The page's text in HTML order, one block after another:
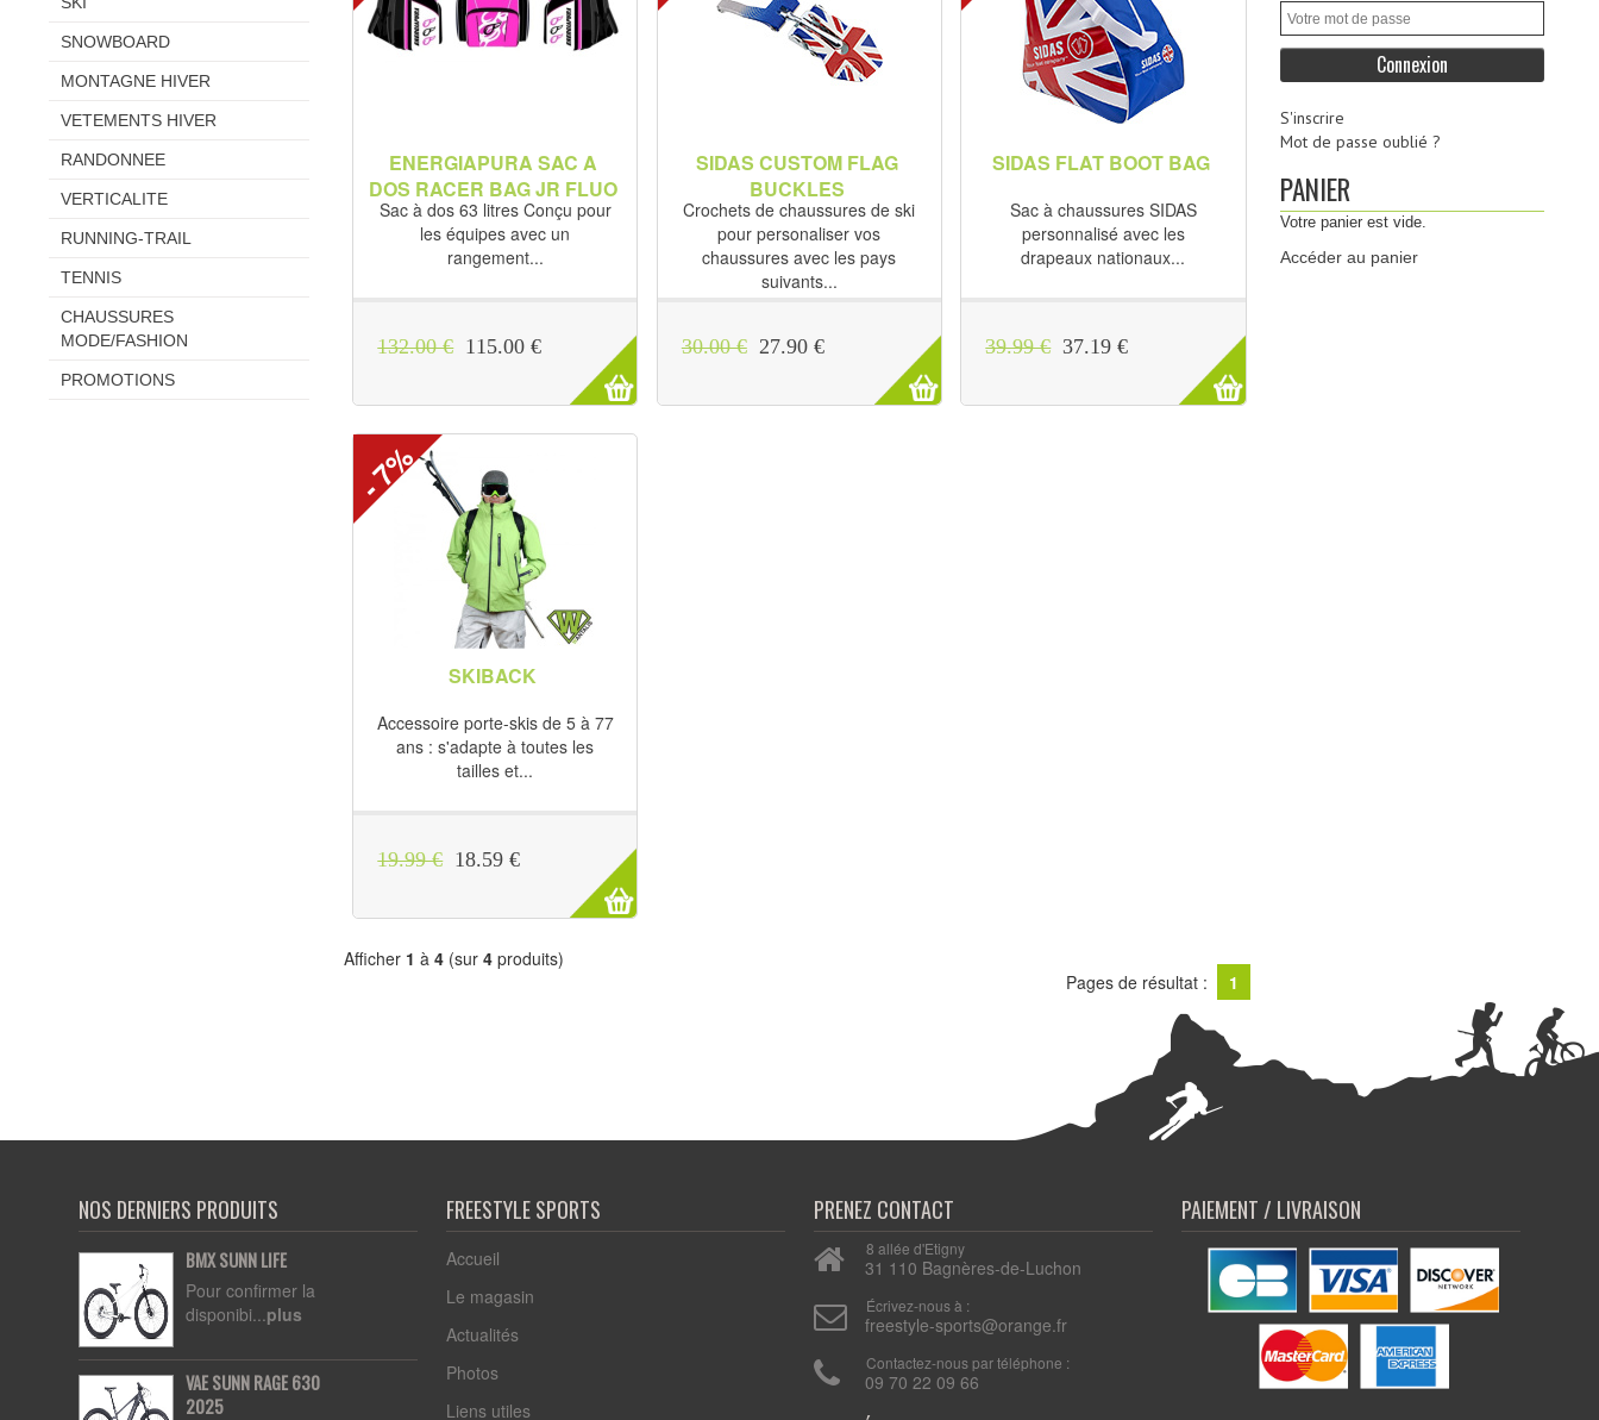
ENERGIAPURA SAC A
DOS RACER BAG JR FLUO
Sac à dos 63 litres Conçu pour
les équipes avec un
rangement...
132.00 € 115.00 €
SIDAS CUSTOM FLAG
BUCKLES
Crochets de chaussures de ski
pour personaliser vos
chaussures avec les pays
suivants...
30.00 € 27.90 €
SIDAS FLAT BOOT BAG
Sac à chaussures SIDAS
personnalisé avec les
drapeaux nationaux...
39.99 € 37.19 €
- 7%
SKIBACK
Accessoire porte-skis de 5 à 77
ans : s'adapte à toutes les
tailles et...
19.99 € 18.59 €
Pages de résultat : 1
Afficher 1 à 4(sur 4produits)
SNOWBOARD
MONTAGNE HIVER
VETEMENTS HIVER
RANDONNEE
VERTICALITE
RUNNING-TRAIL
TENNIS
CHAUSSURES
MODE/FASHION
PROMOTIONS
S'inscrire
Mot de passe oublié ?
PANIER
Votre panier est vide.
Accéder au panier
NOS DERNIERS PRODUITS
BMX SUNN LIFE
Pour confirmer la
disponibi...plus
VAE SUNN RAGE 630
2025
FREESTYLE SPORTS
Accueil
Le magasin
Actualités
Photos
Liens utiles
PRENEZ CONTACT
8 allée d'Etigny
31 110 Bagnères-de-Luchon
Écrivez-nous à :
freestyle-sports@orange.fr
Contactez-nous par téléphone :
09 70 22 09 66
PAIEMENT / LIVRAISON